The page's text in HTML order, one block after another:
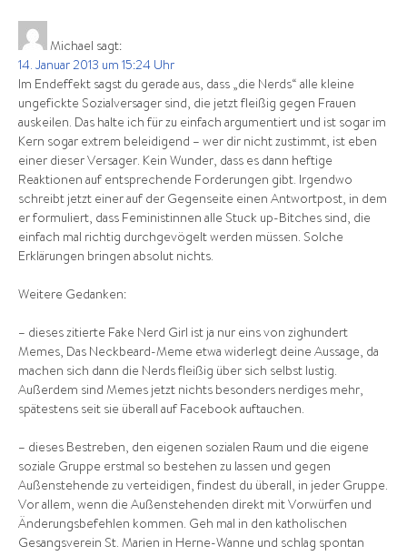
Michael sagt:
14. Januar 2013 um 15:24 Uhr
Im Endeffekt sagst du gerade aus, dass „die Nerds“ alle kleine
ungefickte Sozialversager sind, die jetzt fleißig gegen Frauen
auskeilen. Das halte ich für zu einfach argumentiert und ist sogar im
Kern sogar extrem beleidigend – wer dir nicht zustimmt, ist eben
einer dieser Versager. Kein Wunder, dass es dann heftige
Reaktionen auf entsprechende Forderungen gibt. Irgendwo
schreibt jetzt einer auf der Gegenseite einen Antwortpost, in dem
er formuliert, dass Feministinnen alle Stuck up-Bitches sind, die
einfach mal richtig durchgevögelt werden müssen. Solche
Erklärungen bringen absolut nichts.
Weitere Gedanken:
– dieses zitierte Fake Nerd Girl ist ja nur eins von zighundert
Memes, Das Neckbeard-Meme etwa widerlegt deine Aussage, da
machen sich dann die Nerds fleißig über sich selbst lustig.
Außerdem sind Memes jetzt nichts besonders nerdiges mehr,
spätestens seit sie überall auf Facebook auftauchen.
– dieses Bestreben, den eigenen sozialen Raum und die eigene
soziale Gruppe erstmal so bestehen zu lassen und gegen
Außenstehende zu verteidigen, findest du überall, in jeder Gruppe.
Vor allem, wenn die Außenstehenden direkt mit Vorwürfen und
Änderungsbefehlen kommen. Geh mal in den katholischen
Gesangsverein St. Marien in Herne-Wanne und schlag spontan